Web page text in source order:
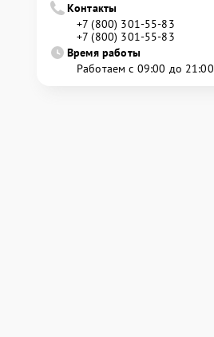
Контакты
+7 (800) 301-55-83
+7 (800) 301-55-83
Время работы
Работаем с 09:00 до 21:00